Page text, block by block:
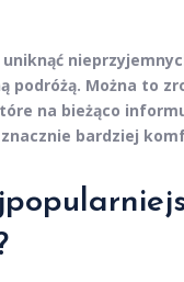
podróżą. Można to
na bieżąco
bardziej